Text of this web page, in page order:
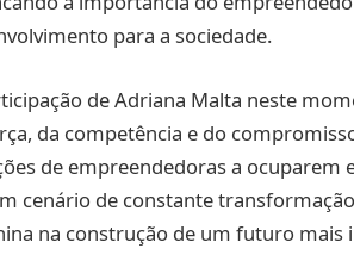
para a sociedade.
de Adriana Malta neste
da competência e do
de empreendedoras a
cenário de constante
na construção de um futuro mais